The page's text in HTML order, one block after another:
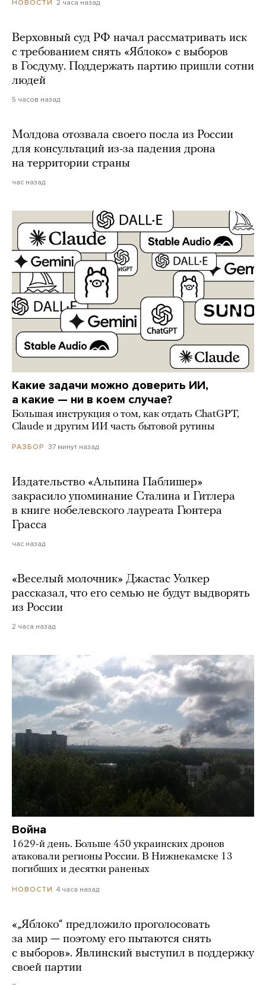
НОВОСТИ 2 часа назад
Верховный суд РФ начал рассматривать иск
с требованием снять «Яблоко» с выборов
в Госдуму. Поддержать партию пришли сотни
людей
5 часов назад
Молдова отозвала своего посла из России
для консультаций из-за падения дрона
на территории страны
час назад
Какие задачи можно доверить ИИ,
а какие — ни в коем случае?
Большая инструкция о том, как отдать ChatGPT,
Claude и другим ИИ часть бытовой рутины
РАЗБОР 37 минут назад
Издательство «Альпина Паблишер»
закрасило упоминание Сталина и Гитлера
в книге нобелевского лауреата Гюнтера
Грасса
час назад
«Веселый молочник» Джастас Уолкер
рассказал, что его семью не будут выдворять
из России
2 часа назад
Война
1629-й день. Больше 450 украинских дронов
атаковали регионы России. В Нижнекамске 13
погибших и десятки раненых
НОВОСТИ 4 часа назад
«„Яблоко“ предложило проголосовать
за мир — поэтому его пытаются снять
с выборов». Явлинский выступил в поддержку
своей партии